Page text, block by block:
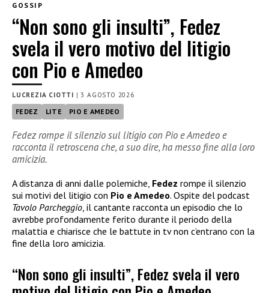
GOSSIP
“Non sono gli insulti”, Fedez
svela il vero motivo del litigio
con Pio e Amedeo
LUCREZIA CIOTTI |3 AGOSTO 2026
FEDEZ LITE PIO E AMEDEO
Fedez rompe il silenzio sul litigio con Pio e Amedeo e
racconta il retroscena che, a suo dire, ha messo fine alla loro
amicizia.
A distanza di anni dalle polemiche, Fedez rompe il silenzio
sui motivi del litigio con Pio e Amedeo. Ospite del podcast
Tavolo Parcheggio, il cantante racconta un episodio che lo
avrebbe profondamente ferito durante il periodo della
malattia e chiarisce che le battute in tv non c’entrano con la
fine della loro amicizia.
“Non sono gli insulti”, Fedez svela il vero